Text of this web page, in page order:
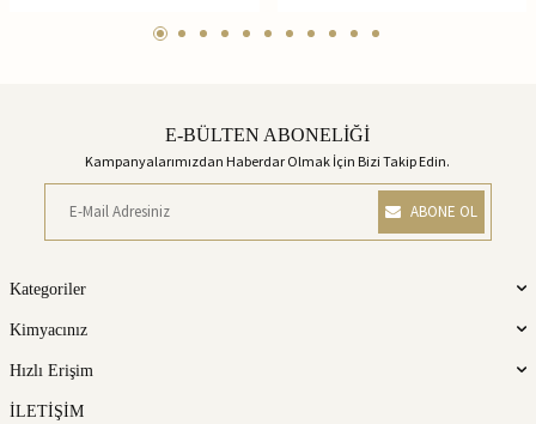
E-BÜLTEN ABONELİĞİ
Kampanyalarımızdan Haberdar Olmak İçin Bizi Takip Edin.
ABONE OL
Kategoriler
Kimyacınız
Hızlı Erişim
İLETİŞİM